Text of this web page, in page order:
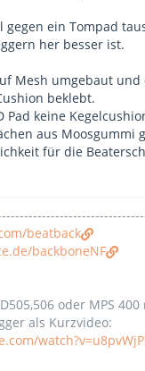
gegen ein Tompad
her besser ist.
Mesh umgebaut und
beklebt.
Pad keine
aus Moosgummi
für die
beatback
backboneNF
oder MPS
als Kurzvideo: